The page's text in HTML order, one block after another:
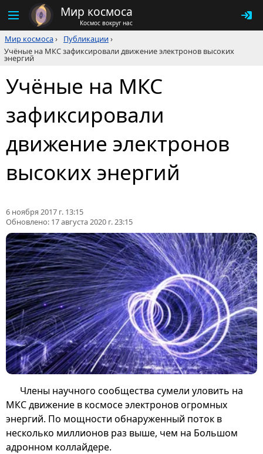
Мир космоса
Космос вокруг нас
Мир космоса› Публикации›
Учёные на МКС зафиксировали движение электронов высоких
энергий
Учёные на МКС
зафиксировали
движение электронов
высоких энергий
6 ноября 2017 г. 13:15
Обновлено: 17 августа 2020 г. 23:15
Члены научного сообщества сумели уловить на
МКС движение в космосе электронов огромных
энергий. По мощности обнаруженный поток в
несколько миллионов раз выше, чем на Большом
адронном коллайдере.